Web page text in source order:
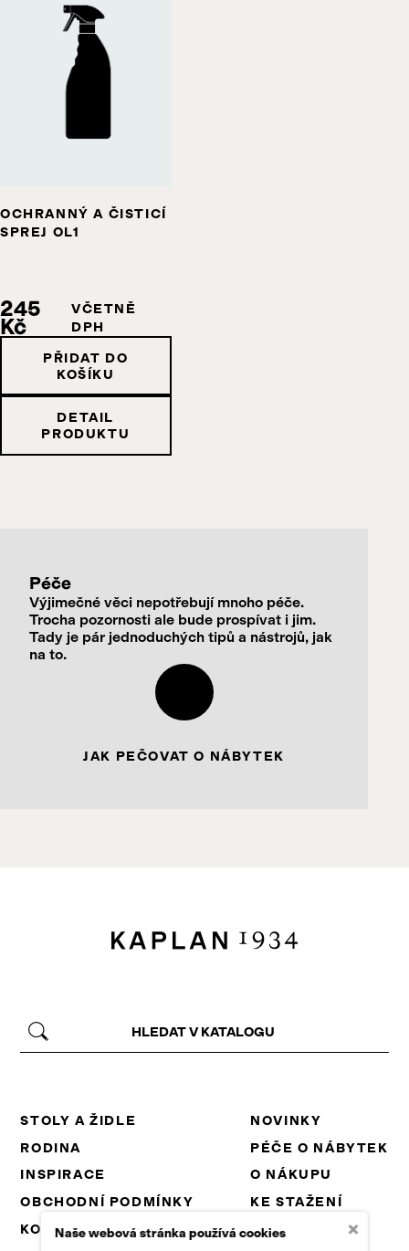
OCHRANNÝ A ČISTICÍ
SPREJ OL1
245
Kč
VČETNĚ
DPH
PŘIDAT DO
KOŠÍKU
DETAIL
PRODUKTU
Péče
Výjimečné věci nepotřebují mnoho péče.
Trocha pozornosti ale bude prospívat i jim.
Tady je pár jednoduchých tipů a nástrojů, jak
na to.
JAK PEČOVAT O NÁBYTEK
STOLY A ŽIDLE
RODINA
INSPIRACE
OBCHODNÍ PODMÍNKY
KONTAKT
NOVINKY
PÉČE O NÁBYTEK
O NÁKUPU
KE STAŽENÍ
PROJEKTY EU
Naše webová stránka používá cookies ×